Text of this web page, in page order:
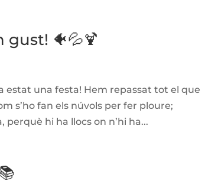
🐠💦🍹
estat una festa! Hem repassat tot el que
s’ho fan els núvols per fer ploure;
hi ha llocs on n’hi ha...